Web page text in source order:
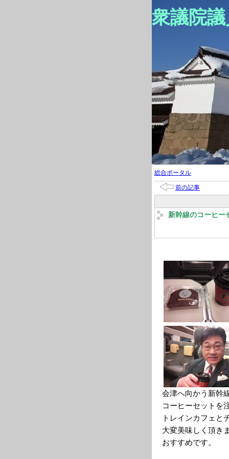
衆議院
総合ポータル
前の記事
新幹線のコーヒー
会津へ向かう新幹
コーヒーセットを
トレインカフェと
大変美味しく頂き
おすすめです。